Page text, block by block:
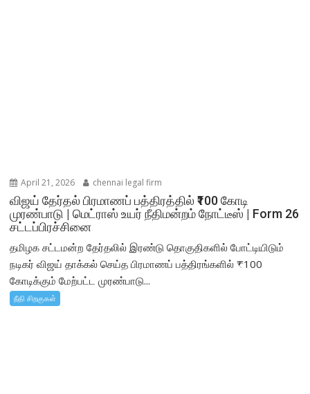
April 21, 2026 chennai legal firm
விஜய் தேர்தல் பிரமாணப் பத்திரத்தில் ₹100 கோடி
முரண்பாடு | மெட்ராஸ் உயர் நீதிமன்றம் நோட்டீஸ் | Form 26
சட்டப்பிரச்சினை
தமிழக சட்டமன்ற தேர்தலில் இரண்டு தொகுதிகளில் போட்டியிடும்
நடிகர் விஜய் தாக்கல் செய்த பிரமாணப் பத்திரங்களில் ₹100
கோடிக்கும் மேற்பட்ட முரண்பாடு...
நீதி சிறகுகள்